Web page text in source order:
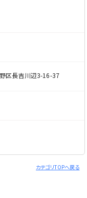
区長吉川辺3-16-37
カテゴリTOPへ戻る